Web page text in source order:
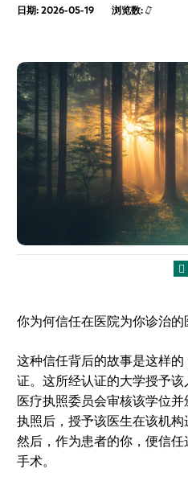
日期: 2026-05-19
浏览数:
你为何信任在医院为你诊治的
这种信任背后的故事是这样
证。这所经认证的大学授予
医疗执照委员会审核该学位
执照后，授予该医生在该机构
然后，作为患者的你，便信
手术。